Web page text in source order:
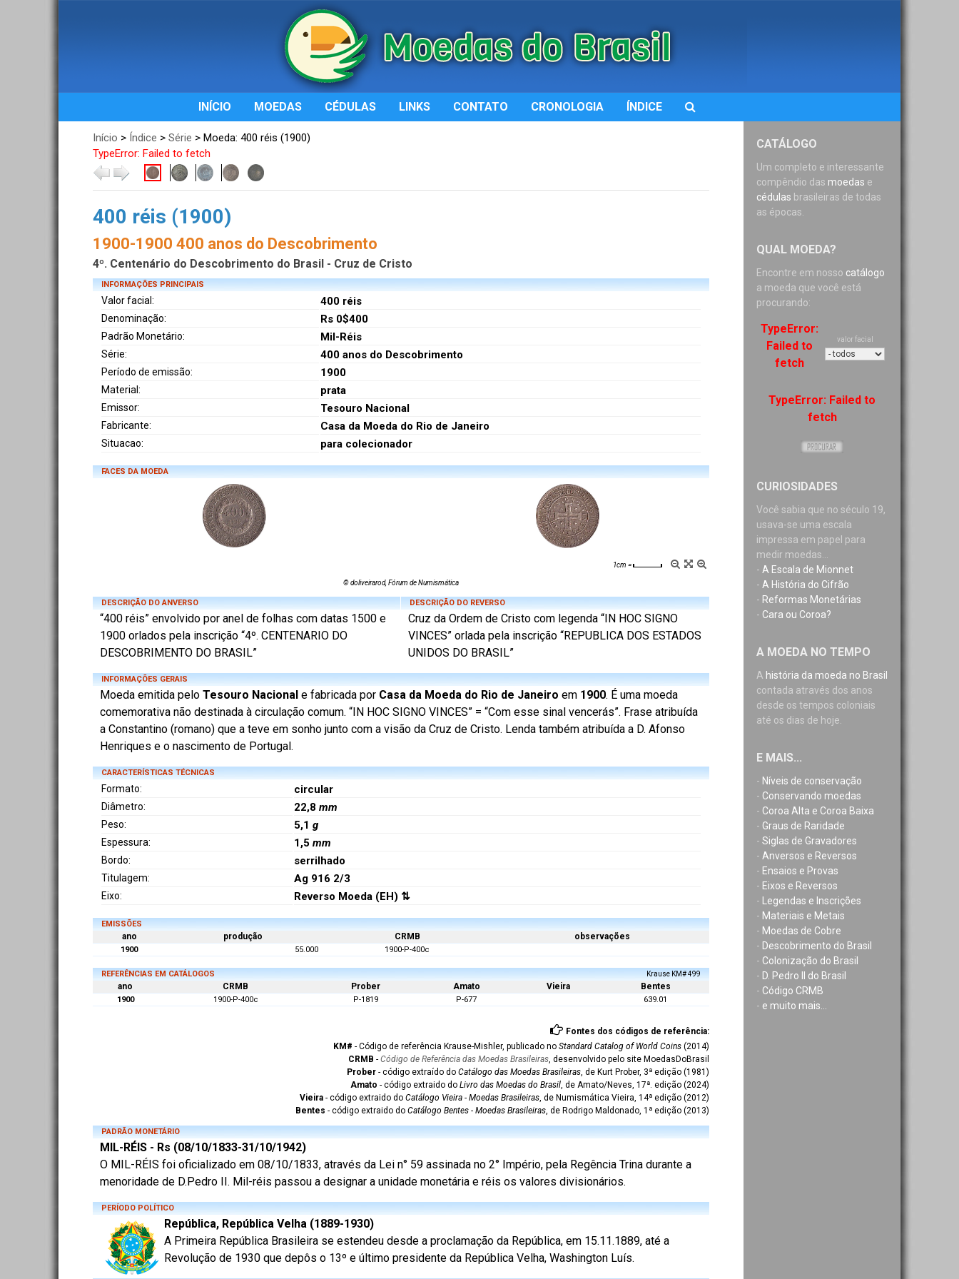
INÍCIO MOEDAS CÉDULAS LINKS CONTATO CRONOLOGIA ÍNDICE
CATÁLOGO
Um completo e interessante
compêndio das moedas e
cédulas brasileiras de todas
as épocas.
QUAL MOEDA?
Encontre em nosso catálogo
a moeda que você está
procurando:
TypeError:
Failed to
fetch
valor facial
TypeError: Failed to
fetch
CURIOSIDADES
Você sabia que no século 19,
usava-se uma escala
impressa em papel para
medir moedas...
- A Escala de Mionnet
- A História do Cifrão
- Reformas Monetárias
- Cara ou Coroa?
A MOEDA NO TEMPO
A história da moeda no Brasil
contada através dos anos
desde os tempos coloniais
até os dias de hoje.
E MAIS...
- Níveis de conservação
- Conservando moedas
- Coroa Alta e Coroa Baixa
- Graus de Raridade
- Siglas de Gravadores
- Anversos e Reversos
- Ensaios e Provas
- Eixos e Reversos
-
Legendas e Inscrições
- Materiais e Metais
- Moedas de Cobre
- Descobrimento do Brasil
- Colonização do Brasil
- D. Pedro II do Brasil
- Código CRMB
- e muito mais...
Início > Índice > Série > Moeda: 400 réis (1900)
TypeError: Failed to fetch
400 réis (1900)
1900-1900 400 anos do Descobrimento
4º. Centenário do Descobrimento do Brasil - Cruz de Cristo
INFORMAÇÕES PRINCIPAIS
Valor facial: 400 réis
Denominação: Rs 0$400
Padrão Monetário: Mil-Réis
Série: 400 anos do Descobrimento
Período de emissão: 1900
Material: prata
Emissor: Tesouro Nacional
Fabricante: Casa da Moeda do Rio de Janeiro
Situacao: para colecionador
FACES DA MOEDA
1cm =
© doliveirarod, Fórum de Numismática
DESCRIÇÃO DO ANVERSO
“400 réis” envolvido por anel de folhas com datas 1500 e
1900 orlados pela inscrição “4º. CENTENARIO DO
DESCOBRIMENTO DO BRASIL”
DESCRIÇÃO DO REVERSO
Cruz da Ordem de Cristo com legenda “IN HOC SIGNO
VINCES” orlada pela inscrição “REPUBLICA DOS ESTADOS
UNIDOS DO BRASIL”
INFORMAÇÕES GERAIS
Moeda emitida pelo Tesouro Nacional e fabricada por Casa da Moeda do Rio de Janeiro em 1900. É uma moeda
comemorativa não destinada à circulação comum. “IN HOC SIGNO VINCES” = “Com esse sinal vencerás”. Frase atribuída
a Constantino (romano) que a teve em sonho junto com a visão da Cruz de Cristo. Lenda também atribuída a D. Afonso
Henriques e o nascimento de Portugal.
CARACTERÍSTICAS TÉCNICAS
Formato: circular
Diâmetro: 22,8 mm
Peso: 5,1 g
Espessura: 1,5 mm
Bordo: serrilhado
Titulagem: Ag 916 2/3
Eixo: Reverso Moeda (EH) ⇅
EMISSÕES
ano produção CRMB observações
1900 55.000 1900-P-400c
REFERÊNCIAS EM CATÁLOGOS Krause KM# 499
ano CRMB Prober Amato Vieira Bentes
1900 1900-P-400c P-1819 P-677 639.01
Fontes dos códigos de referência:
KM# - Código de referência Krause-Mishler, publicado no Standard Catalog of World Coins (2014)
CRMB - Código de Referência das Moedas Brasileiras, desenvolvido pelo site MoedasDoBrasil
Prober - código extraído do Catálogo das Moedas Brasileiras, de Kurt Prober, 3ª edição (1981)
Amato - código extraido do Livro das Moedas do Brasil, de Amato/Neves, 17ª. edição (2024)
Vieira - código extraido do Catálogo Vieira - Moedas Brasileiras, de Numismática Vieira, 14ª edição (2012)
Bentes - código extraido do Catálogo Bentes - Moedas Brasileiras, de Rodrigo Maldonado, 1ª edição (2013)
PADRÃO MONETÁRIO
MIL-RÉIS - Rs (08/10/1833-31/10/1942)
O MIL-RÉIS foi oficializado em 08/10/1833, através da Lei n° 59 assinada no 2° Império, pela Regência Trina durante a
menoridade de D.Pedro II. Mil-réis passou a designar a unidade monetária e réis os valores divisionários.
PERÍODO POLÍTICO
República, República Velha (1889-1930)
A Primeira República Brasileira se estendeu desde a proclamação da República, em 15.11.1889, até a
Revolução de 1930 que depôs o 13º e último presidente da República Velha, Washington Luís.